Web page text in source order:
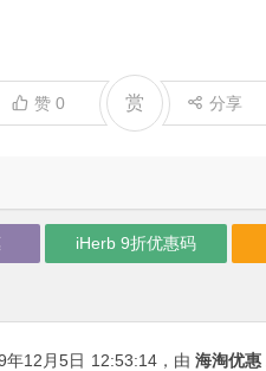
赞 0 赏 分享
iHerb 9折优惠码
年12月5日 12:53:14 ，由 海淘优惠